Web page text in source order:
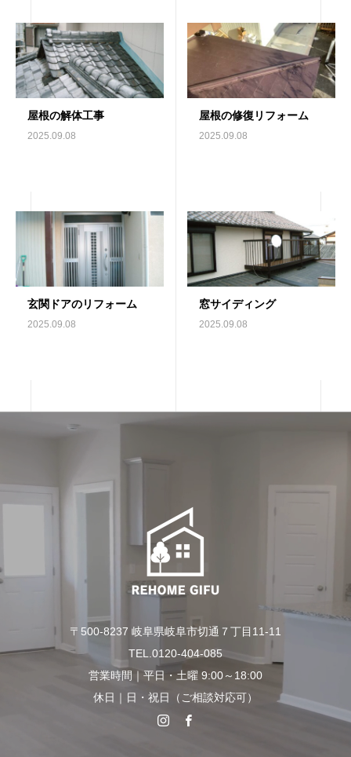
屋根の解体工事
2025.09.08
屋根の修復リフォーム
2025.09.08
玄関ドアのリフォーム
2025.09.08
窓サイディング
2025.09.08
〒500-8237 岐阜県岐阜市切通７丁目11-11
TEL.0120-404-085
営業時間｜平日・土曜 9:00～18:00
休日｜日・祝日（ご相談対応可）